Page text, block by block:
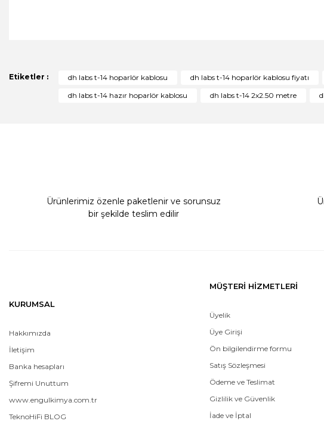
Ürün bilgilerinde hatalar bulunuyor.
Etiketler : dh labs t-14 hoparlör kablosu dh labs t-14 hoparlör kablosu fiyatı
dh labs t-14 hazır hoparlör kablosu
dh labs t-14 2x2.50 metre
Ürünlerimiz özenle paketlenir ve sorunsuz
bir şekilde teslim edilir
KURUMSAL
Hakkımızda
İletişim
Banka hesapları
Şifremi Unuttum
www.engulkimya.com.tr
TeknoHiFi BLOG
MÜŞTERİ HİZMETLERİ
Üyelik
Üye Girişi
Ön bilgilendirme formu
Satış Sözleşmesi
Ödeme ve Teslimat
Gizlilik ve Güvenlik
İade ve İptal